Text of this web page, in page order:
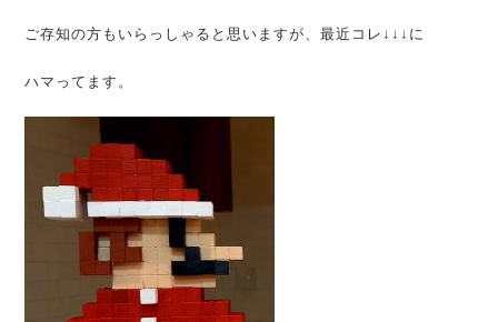
ご存知の方もいらっしゃると思いますが、最近コレ↓↓↓に
ハマってます。